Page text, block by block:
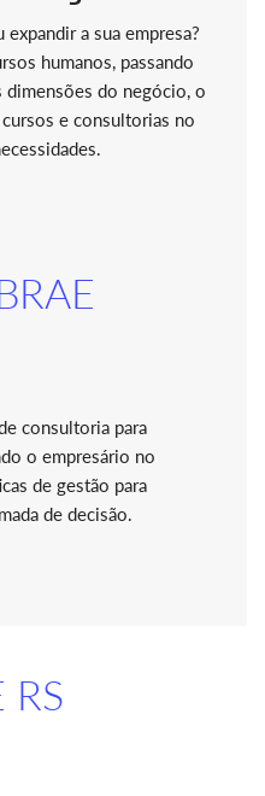
a sua empresa?
humanos, passando
dimensões do negócio, o
e consultorias no
consultoria para
o empresário no
de gestão para
de decisão.
RS